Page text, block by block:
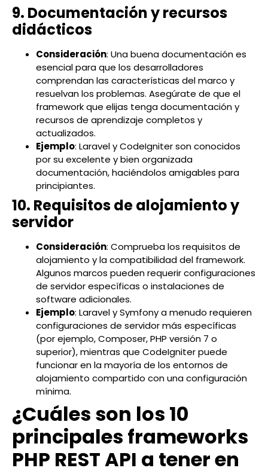
9. Documentación y recursos
didácticos
Consideración: Una buena documentación es
esencial para que los desarrolladores
comprendan las características del marco y
resuelvan los problemas. Asegúrate de que el
framework que elijas tenga documentación y
recursos de aprendizaje completos y
actualizados.
Ejemplo: Laravel y CodeIgniter son conocidos
por su excelente y bien organizada
documentación, haciéndolos amigables para
principiantes.
10. Requisitos de alojamiento y
servidor
Consideración: Comprueba los requisitos de
alojamiento y la compatibilidad del framework.
Algunos marcos pueden requerir configuraciones
de servidor específicas o instalaciones de
software adicionales.
Ejemplo: Laravel y Symfony a menudo requieren
configuraciones de servidor más específicas
(por ejemplo, Composer, PHP versión 7 o
superior), mientras que CodeIgniter puede
funcionar en la mayoría de los entornos de
alojamiento compartido con una configuración
mínima.
¿Cuáles son los 10
principales frameworks
PHP REST API a tener en